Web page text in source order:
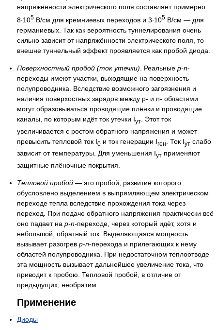
напряжённости электрического поля составляет примерно
8∙105 В/см для кремниевых переходов и 3∙105 В/см — для
германиевых. Так как вероятность туннелирования очень
сильно зависит от напряжённости электрического поля, то
внешне туннельный эффект проявляется как пробой диода.
Поверхностный пробой (ток утечки) . Реальные p-n-
переходы имеют участки, выходящие на поверхность
полупроводника. Вследствие возможного загрязнения и
наличия поверхостных зарядов между p- и n- областями
могут образовываться проводящие плёнки и проводящие
каналы, по которым идёт ток утечки Iут
. Этот ток
увеличивается с ростом обратного напряжения и может
превысить тепловой ток I0 и ток генерации Iген . Ток Iут слабо
зависит от температуры. Для уменьшения Iут применяют
защитные плёночные покрытия.
Тепловой пробой — это пробой, развитие которого
обусловлено выделением в выпрямляющем электрическом
переходе тепла вследствие прохождения тока через
переход. При подаче обратного напряжения практически всё
оно падает на p-n-переходе, через который идёт, хотя и
небольшой, обратный ток. Выделяющаяся мощность
вызывает разогрев p-n-перехода и прилегающих к нему
областей полупроводника. При недостаточном теплоотводе
эта мощность вызывает дальнейшее увеличение тока, что
приводит к пробою. Тепловой пробой, в отличие от
предыдущих, необратим.
Применение
Диоды